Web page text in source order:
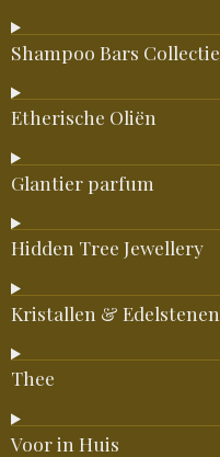
Shampoo Bars Collectie
Etherische Oliën
Glantier parfum
Hidden Tree Jewellery
Kristallen & Edelstenen
Thee
Voor in Huis